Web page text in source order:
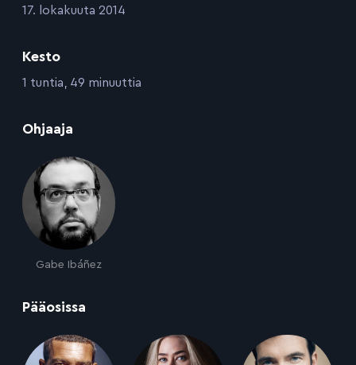
:17. lokakuuta 2014
Kesto
:1 tuntia, 49 minuuttia
Ohjaaja
Gabe Ibáñez
Pääosissa